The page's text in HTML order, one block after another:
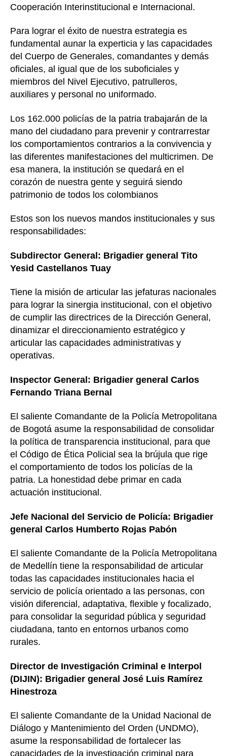
Cooperación Interinstitucional e Internacional.
Para lograr el éxito de nuestra estrategia es
fundamental aunar la experticia y las capacidades
del Cuerpo de Generales, comandantes y demás
oficiales, al igual que de los suboficiales y
miembros del Nivel Ejecutivo, patrulleros,
auxiliares y personal no uniformado.
Los 162.000 policías de la patria trabajarán de la
mano del ciudadano para prevenir y contrarrestar
los comportamientos contrarios a la convivencia y
las diferentes manifestaciones del multicrimen. De
esa manera, la institución se quedará en el
corazón de nuestra gente y seguirá siendo
patrimonio de todos los colombianos
Estos son los nuevos mandos institucionales y sus
responsabilidades:
Subdirector General: Brigadier general Tito
Yesid Castellanos Tuay
Tiene la misión de articular las jefaturas nacionales
para lograr la sinergia institucional, con el objetivo
de cumplir las directrices de la Dirección General,
dinamizar el direccionamiento estratégico y
articular las capacidades administrativas y
operativas.
Inspector General: Brigadier general Carlos
Fernando Triana Bernal
El saliente Comandante de la Policía Metropolitana
de Bogotá asume la responsabilidad de consolidar
la política de transparencia institucional, para que
el Código de Ética Policial sea la brújula que rige
el comportamiento de todos los policías de la
patria. La honestidad debe primar en cada
actuación institucional.
Jefe Nacional del Servicio de Policía: Brigadier
general Carlos Humberto Rojas Pabón
El saliente Comandante de la Policía Metropolitana
de Medellín tiene la responsabilidad de articular
todas las capacidades institucionales hacia el
servicio de policía orientado a las personas, con
visión diferencial, adaptativa, flexible y focalizado,
para consolidar la seguridad pública y seguridad
ciudadana, tanto en entornos urbanos como
rurales.
Director de Investigación Criminal e Interpol
(DIJIN): Brigadier general José Luis Ramírez
Hinestroza
El saliente Comandante de la Unidad Nacional de
Diálogo y Mantenimiento del Orden (UNDMO),
asume la responsabilidad de fortalecer las
capacidades de la investigación criminal para